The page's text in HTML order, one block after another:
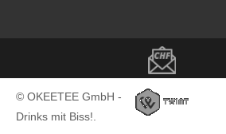
© OKEETEE GmbH -
Drinks mit Biss!.